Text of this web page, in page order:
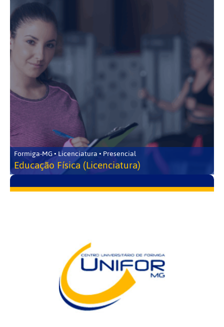
Formiga-MG • Licenciatura • Presencial
Educação Física (Licenciatura)